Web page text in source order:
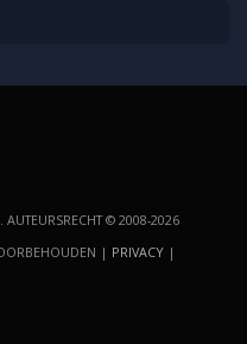
AUTEURSRECHT © 2008-2026
| PRIVACY |